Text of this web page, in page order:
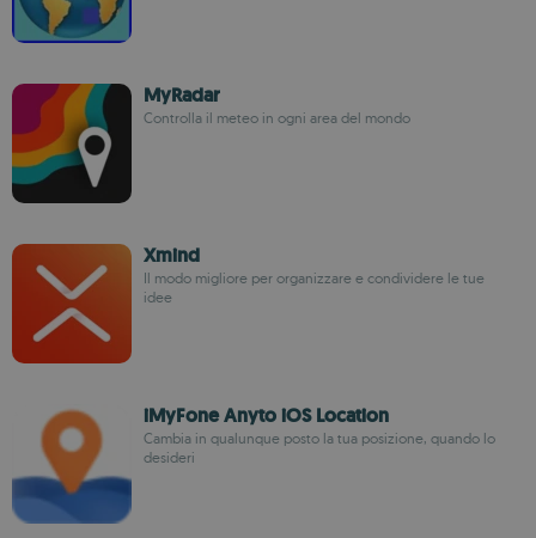
MyRadar
Controlla il meteo in ogni area del mondo
Xmind
Il modo migliore per organizzare e condividere le tue
idee
iMyFone Anyto iOS Location
Cambia in qualunque posto la tua posizione, quando lo
desideri